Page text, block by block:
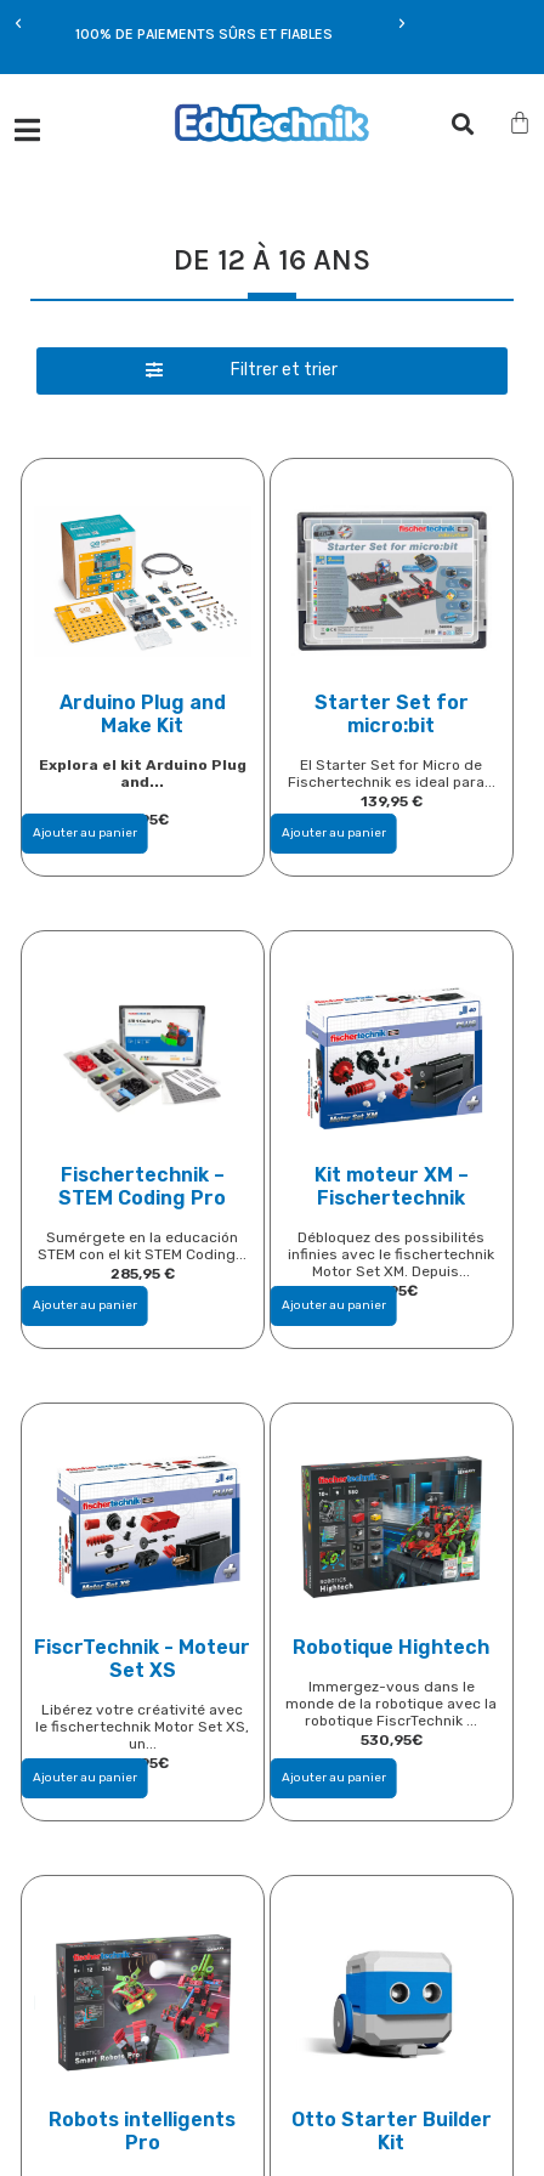
100% DE PAIEMENTS SÛRS ET FIABLES
DE 12 À 16 ANS
Filtrer et trier
Arduino Plug and
Make Kit
Explora el kit Arduino Plug
and...
90,95€
Ajouter au panier
Starter Set for
micro:bit
El Starter Set for Micro de
Fischertechnik es ideal para...
139,95 €
Ajouter au panier
Fischertechnik –
STEM Coding Pro
Sumérgete en la educación
STEM con el kit STEM Coding...
285,95 €
Ajouter au panier
Kit moteur XM –
Fischertechnik
Débloquez des possibilités
infinies avec le fischertechnik
Motor Set XM. Depuis...
32,95€
Ajouter au panier
FiscrTechnik - Moteur
Set XS
Libérez votre créativité avec
le fischertechnik Motor Set XS,
un...
30,95€
Ajouter au panier
Robotique Hightech
Immergez-vous dans le
monde de la robotique avec la
robotique FiscrTechnik ...
530,95€
Ajouter au panier
Robots intelligents
Pro
Otto Starter Builder
Kit